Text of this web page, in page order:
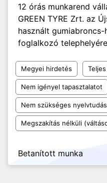
12 órás munkarend
GREEN TYRE Zrt. az
használt
foglalkozó
Megyei hirdetés
Nem igényel tapasztalatot
Nem szükséges nyelvtudás
Megszakítás nélküli
Betanított munka